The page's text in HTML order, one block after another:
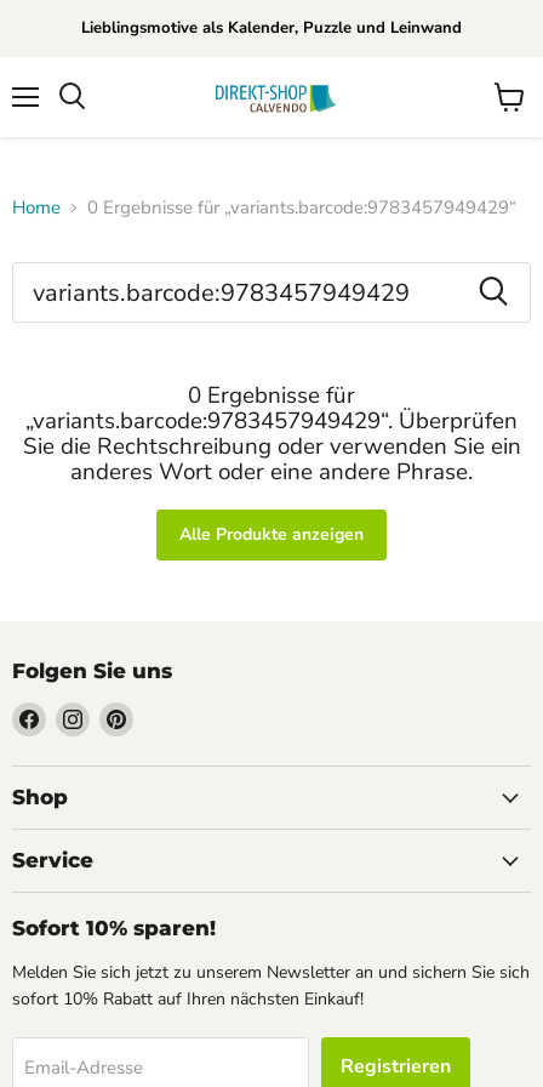
Lieblingsmotive als Kalender, Puzzle und Leinwand
Home 0 Ergebnisse für „variants.barcode:9783457949429“
Suchen
0 Ergebnisse für
„variants.barcode:9783457949429“. Überprüfen
Sie die Rechtschreibung oder verwenden Sie ein
anderes Wort oder eine andere Phrase.
Alle Produkte anzeigen
Folgen Sie uns
Finden
Sie
uns
auf
Finden
Sie
uns
Finden
uns
Shop
Service
Sofort 10% sparen!
Melden Sie sich jetzt zu unserem Newsletter an und sichern Sie sich
sofort 10% Rabatt auf Ihren nächsten Einkauf!
Email-Adresse Registrieren